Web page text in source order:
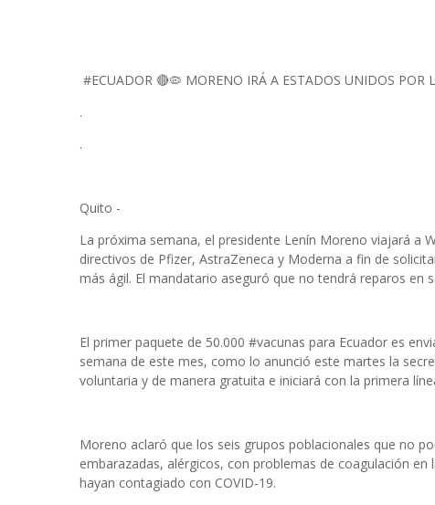
#ECUADOR 🔴🦠 MORENO IRÁ A ESTADOS UNIDOS POR
.
.
Quito -
La próxima semana, el presidente Lenín Moreno viajará a
directivos de Pfizer, AstraZeneca y Moderna a fin de
más ágil. El mandatario aseguró que no tendrá reparos en
El primer paquete de 50.000 #vacunas para Ecuador es
semana de este mes, como lo anunció este martes la
voluntaria y de manera gratuita e iniciará con la primera
Moreno aclaró que los seis grupos poblacionales que no
embarazadas, alérgicos, con problemas de coagulación
hayan contagiado con COVID-19.